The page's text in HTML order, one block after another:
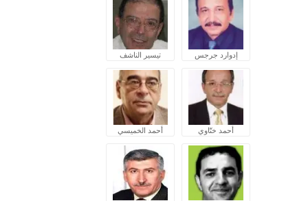
إدوارد جرجس تيسير الناشف
أحمد ختّاوي أحمد الخميسي